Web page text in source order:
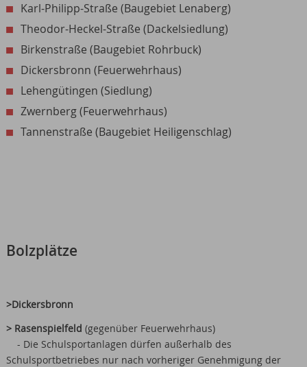
Karl-Philipp-Straße (Baugebiet Lenaberg)
Theodor-Heckel-Straße (Dackelsiedlung)
Birkenstraße (Baugebiet Rohrbuck)
Dickersbronn (Feuerwehrhaus)
Lehengütingen (Siedlung)
Zwernberg (Feuerwehrhaus)
Tannenstraße (Baugebiet Heiligenschlag)
Bolzplätze
>Dickersbronn
> Rasenspielfeld (gegenüber Feuerwehrhaus)
- Die Schulsportanlagen dürfen außerhalb des
Schulsportbetriebes nur nach vorheriger Genehmigung der